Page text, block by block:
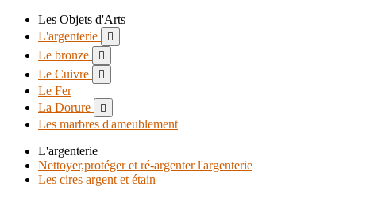
Les Objets d'Arts
L'argenterie

Le bronze 
Le Cuivre 
Le Fer
La Dorure

Les marbres d'ameublement
L'argenterie
Nettoyer,protéger et ré-argenter l'argenterie
Les cires argent et étain